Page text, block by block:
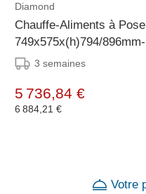
Diamond
Chauffe-Aliments à
749x575x(h)794/
3 semaines
5 736,84 €
6 884,21 €
Votre